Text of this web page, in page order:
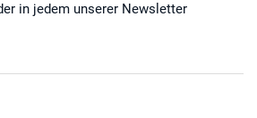
in jedem unserer Newsletter